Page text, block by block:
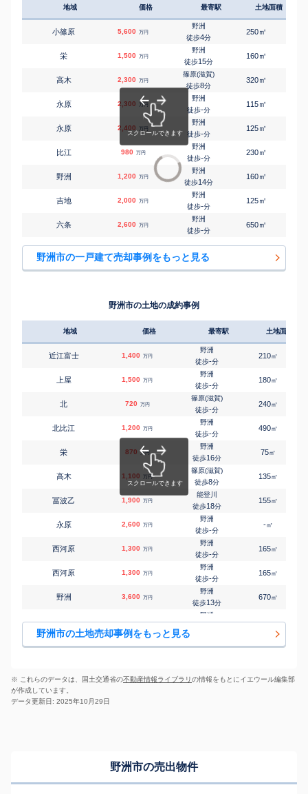
地域 価格 最寄駅 土地面積
小篠原 5,600 万円
野洲
徒歩4分
250㎡
栄 1,500 万円
野洲
徒歩15分
160㎡
高木 2,300 万円
篠原(滋賀)
徒歩8分
320㎡
永原 2,300 万円
野洲
徒歩-分
115㎡
永原 2,400 万円
野洲
徒歩-分
125㎡
比江 980 万円
野洲
徒歩-分
230㎡
野洲 1,200 万円
野洲
徒歩14分
160㎡
吉地 2,000 万円
野洲
徒歩-分
125㎡
六条 2,600 万円
野洲
徒歩-分
650㎡
野洲市の一戸建て売却事例をもっと見る
野洲市の土地の成約事例
地域 価格 最寄駅 土地面積
近江富士 1,400 万円
野洲
徒歩-分
210㎡
上屋 1,500 万円
野洲
徒歩-分
180㎡
北 720 万円
篠原(滋賀)
徒歩-分
240㎡
北比江 1,200 万円
野洲
徒歩-分
490㎡
栄 870 万円
野洲
徒歩16分
75㎡
高木 1,100 万円
篠原(滋賀)
徒歩8分
135㎡
冨波乙 1,900 万円
能登川
徒歩18分
155㎡
永原 2,600 万円
野洲
徒歩-分
-㎡
西河原 1,300 万円
野洲
徒歩-分
165㎡
西河原 1,300 万円
野洲
徒歩-分
165㎡
野洲 3,600 万円
野洲
徒歩13分
670㎡
野洲 1,900 万円
野洲
165㎡
八夫 1,200 万円
-
400㎡
野洲市の土地売却事例をもっと見る
※ これらのデータは、国土交通省の不動産情報ライブラリの情報をもとにイエウール編集部
が作成しています。
データ更新日: 2025年10月29日
野洲市の売出物件